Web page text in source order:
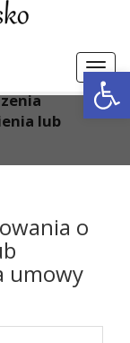
lub
o
umowy